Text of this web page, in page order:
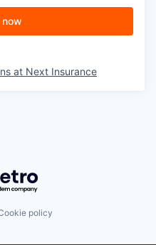
at Next Insurance
Getro.com
policy